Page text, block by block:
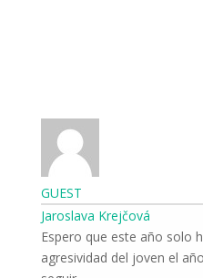
GUEST
Jaroslava Krejčová
17,00 Espero que este año
agresividad del joven el